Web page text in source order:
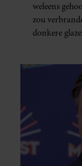
weleens
zou
donkere
ook echt?